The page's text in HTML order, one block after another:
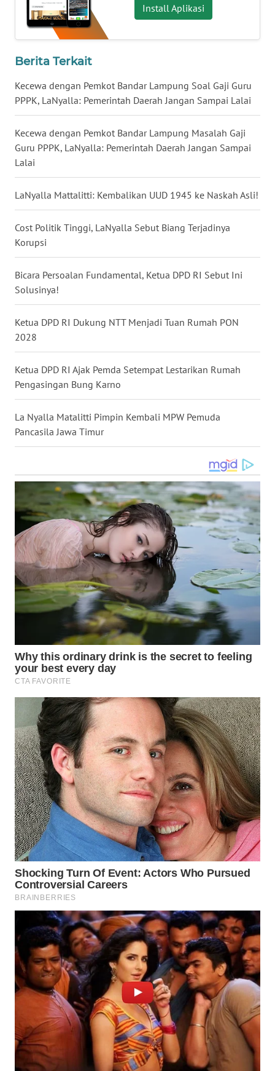
Install Aplikasi
Berita Terkait
Kecewa dengan Pemkot Bandar Lampung Soal Gaji Guru
PPPK, LaNyalla: Pemerintah Daerah Jangan Sampai Lalai
Kecewa dengan Pemkot Bandar Lampung Masalah Gaji
Guru PPPK, LaNyalla: Pemerintah Daerah Jangan Sampai
Lalai
LaNyalla Mattalitti: Kembalikan UUD 1945 ke Naskah Asli!
Cost Politik Tinggi, LaNyalla Sebut Biang Terjadinya
Korupsi
Bicara Persoalan Fundamental, Ketua DPD RI Sebut Ini
Solusinya!
Ketua DPD RI Dukung NTT Menjadi Tuan Rumah PON
2028
Ketua DPD RI Ajak Pemda Setempat Lestarikan Rumah
Pengasingan Bung Karno
La Nyalla Matalitti Pimpin Kembali MPW Pemuda
Pancasila Jawa Timur
WN
BABEL
WN
WN
WN
BENGKULU
WN
LAMPUNG
WN
JATENG
WN
NUSANTARA
WN
JOGJA
WN
WN
KALBAR
WN
KALTENG
WN
KALTARA
WN
WN
KALTIM
WN
SULSEL
WN
GORONTALO
WN
SULUT
WN
MALUKU
WN
MALUT
WN
WN
DANAU
TOBA
WN
NIAS